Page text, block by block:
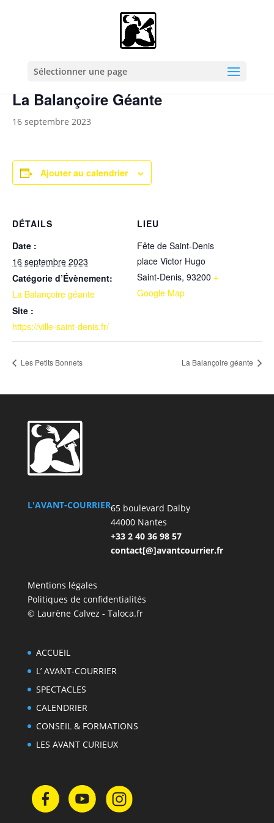
Sélectionner une page
Cet évènement est passé.
La Balançoire Géante
16 septembre 2023
Ajouter au calendrier
DÉTAILS
Date :
16 septembre 2023
Catégorie d’Évènement:
La Balançoire géante
Site :
https://ville-saint-denis.fr/
LIEU
Fête de Saint-Denis
place Victor Hugo
Saint-Denis, 93200 +
Google Map
Les Petits Bonnets La Balançoire géante
L'AVANT-COURRIER65 boulevard Dalby
44000 Nantes
+33 2 40 36 98 57
contact[@]avantcourrier.fr
Mentions légales
Politiques de confidentialités
© Laurène Calvez - Taloca.fr
ACCUEIL
L’ AVANT-COURRIER
SPECTACLES
CALENDRIER
CONSEIL & FORMATIONS
LES AVANT CURIEUX